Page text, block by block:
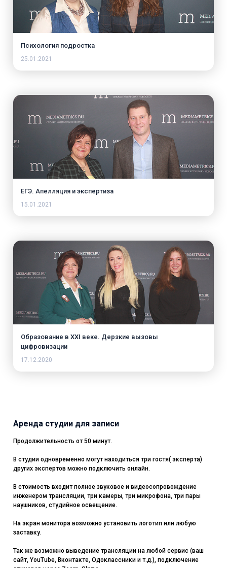
Психология подростка
25.01.2021
ЕГЭ. Апелляция и экспертиза
15.01.2021
Образование в XXI веке. Дерзкие вызовы
цифровизации
17.12.2020
Аренда студии для записи
Продолжительность от 50 минут.
В студии одновременно могут находиться три гостя( эксперта)
других экспертов можно подключить онлайн.
В стоимость входит полное звуковое и видеосопровождение
инженером трансляции, три камеры, три микрофона, три пары
наушников, студийное освещение.
На экран монитора возможно установить логотип или любую
заставку.
Так же возможно выведение трансляции на любой сервис (ваш
сайт, YouTube, Вконтакте, Одоклассники и т.д.), подключение